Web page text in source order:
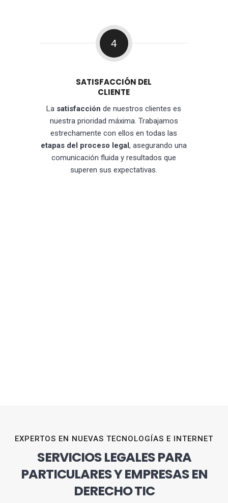
4
SATISFACCIÓN DEL
CLIENTE
La satisfacción de nuestros clientes es
nuestra prioridad máxima. Trabajamos
estrechamente con ellos en todas las
etapas del proceso legal, asegurando una
comunicación fluida y resultados que
superen sus expectativas.
EXPERTOS EN NUEVAS TECNOLOGÍAS E INTERNET
SERVICIOS LEGALES PARA
PARTICULARES Y EMPRESAS EN
DERECHO TIC